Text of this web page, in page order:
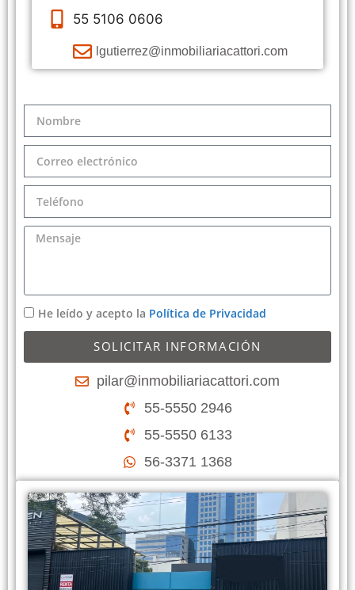
55 5106 0606
lgutierrez@inmobiliariacattori.com
He leído y acepto la Política de Privacidad
SOLICITAR INFORMACIÓN
pilar@inmobiliariacattori.com
55-5550 2946
55-5550 6133
56-3371 1368